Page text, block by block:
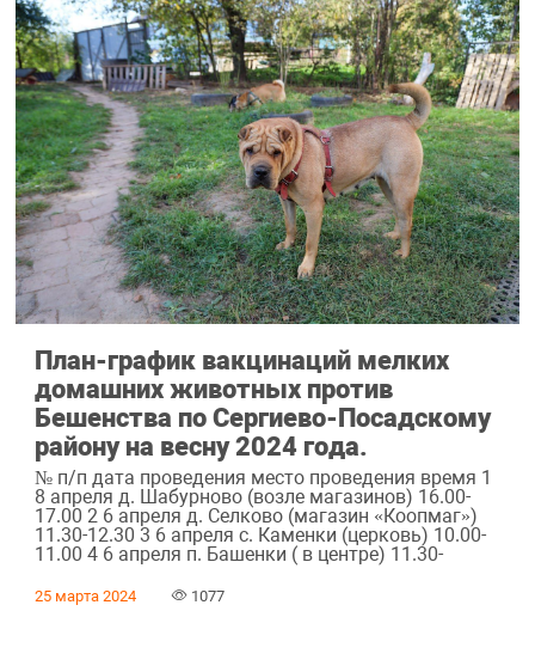
План-график вакцинаций мелких
домашних животных против
Бешенства по Сергиево-Посадскому
району на весну 2024 года.
№ п/п дата проведения место проведения время 1
8 апреля д. Шабурново (возле магазинов) 16.00-
17.00 2 6 апреля д. Селково (магазин «Коопмаг»)
11.30-12.30 3 6 апреля с. Каменки (церковь) 10.00-
11.00 4 6 апреля п. Башенки ( в центре) 11.30-
25 марта 2024 1077